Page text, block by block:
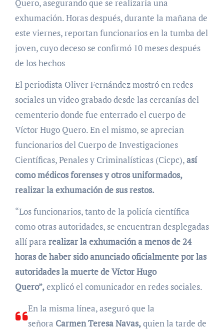
Quero, asegurando que se realizaría una
exhumación. Horas después, durante la mañana de
este viernes, reportan funcionarios en la tumba del
joven, cuyo deceso se confirmó 10 meses después
de los hechos
El periodista Oliver Fernández mostró en redes
sociales un video grabado desde las cercanías del
cementerio donde fue enterrado el cuerpo de
Víctor Hugo Quero. En el mismo, se aprecian
funcionarios del Cuerpo de Investigaciones
Científicas, Penales y Criminalísticas (Cicpc),así
como médicos forenses y otros uniformados,
realizar la exhumación de sus restos.
“Los funcionarios, tanto de la policía científica
como otras autoridades, se encuentran desplegadas
allí para realizar la exhumación a menos de 24
horas de haber sido anunciado oficialmente por las
autoridades la muerte de Víctor Hugo
Quero”,explicó el comunicador en redes sociales.
En la misma línea, aseguró que la
señora Carmen Teresa Navas,quien la tarde de